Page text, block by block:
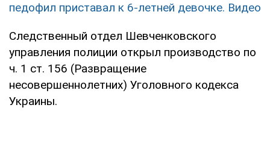
педофил приставал к 6-летней девочке. Видео
Следственный отдел Шевченковского
управления полиции открыл производство по
ч. 1 ст. 156 (Развращение
несовершеннолетних) Уголовного кодекса
Украины.